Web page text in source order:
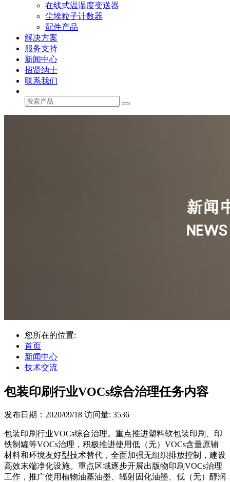
在线式温湿度变送器
尘埃粒子计数器
配件产品
解决方案
服务支持
新闻中心
招贤纳士
联系我们
您所在的位置:
首页
新闻中心
技术交流
包装印刷行业VOCs综合治理任务内容
发布日期：2020/09/18 访问量: 3536
包装印刷行业VOCs综合治理。重点推进塑料软包装印刷、印
铁制罐等VOCs治理，积极推进使用低（无）VOCs含量原辅
材料和环境友好型技术替代，全面加强无组织排放控制，建设
高效末端净化设施。重点区域逐步开展出版物印刷VOCs治理
工作，推广使用植物油基油墨、辐射固化油墨、低（无）醇润